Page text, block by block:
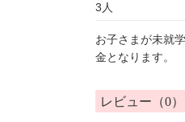
3人
お子さまが未就
金となります。
レビュー（0）